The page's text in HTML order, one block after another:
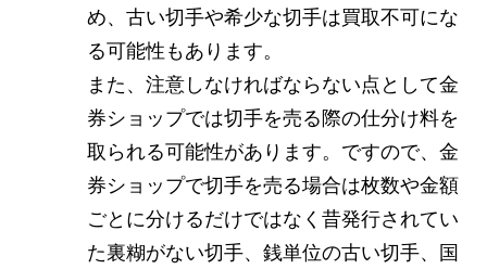
め、古い切手や希少な切手は買取不可にな
る可能性もあります。
また、注意しなければならない点として金
券ショップでは切手を売る際の仕分け料を
取られる可能性があります。ですので、金
券ショップで切手を売る場合は枚数や金額
ごとに分けるだけではなく昔発行されてい
た裏糊がない切手、銭単位の古い切手、国